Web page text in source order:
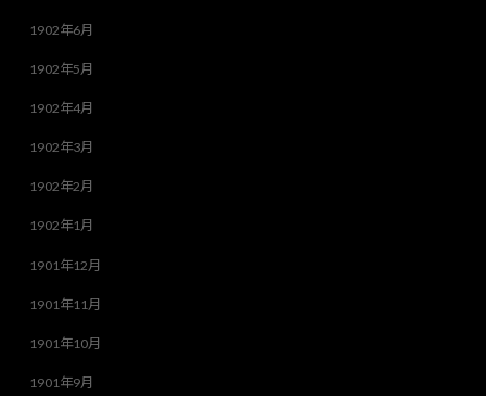
1902年6月
1902年5月
1902年4月
1902年3月
1902年2月
1902年1月
1901年12月
1901年11月
1901年10月
1901年9月